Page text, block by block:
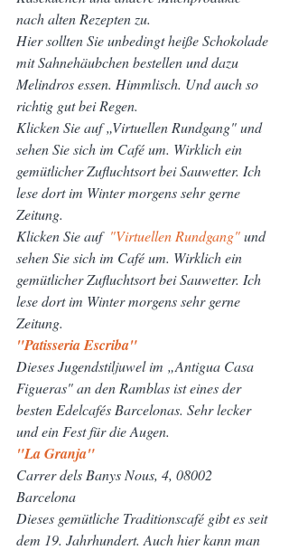
nach alten Rezepten zu.
Hier sollten Sie unbedingt heiße Schokolade
mit Sahnehäubchen bestellen und dazu
Melindros essen. Himmlisch. Und auch so
richtig gut bei Regen.
Klicken Sie auf „Virtuellen Rundgang" und
sehen Sie sich im Café um. Wirklich ein
gemütlicher Zufluchtsort bei Sauwetter. Ich
lese dort im Winter morgens sehr gerne
Zeitung.
Klicken Sie auf "Virtuellen Rundgang" und
sehen Sie sich im Café um. Wirklich ein
gemütlicher Zufluchtsort bei Sauwetter. Ich
lese dort im Winter morgens sehr gerne
Zeitung.
"Patisseria Escriba"
Dieses Jugendstiljuwel im „Antigua Casa
Figueras" an den Ramblas ist eines der
besten Edelcafés Barcelonas. Sehr lecker
und ein Fest für die Augen.
"La Granja"
Carrer dels Banys Nous, 4, 08002
Barcelona
Dieses gemütliche Traditionscafé gibt es seit
dem 19. Jahrhundert. Auch hier kann man